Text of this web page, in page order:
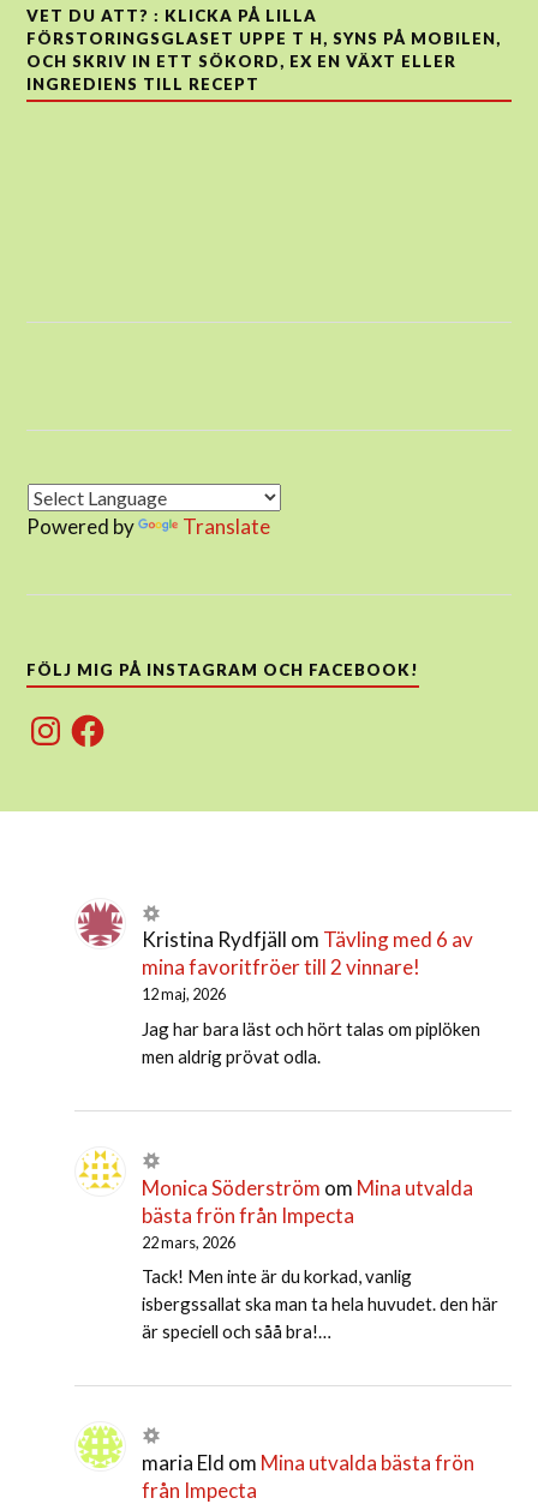
VET DU ATT? : KLICKA PÅ LILLA
FÖRSTORINGSGLASET UPPE T H, SYNS PÅ MOBILEN,
OCH SKRIV IN ETT SÖKORD, EX EN VÄXT ELLER
INGREDIENS TILL RECEPT
Powered by Translate
FÖLJ MIG PÅ INSTAGRAM OCH FACEBOOK!
InstagramFacebook
Kristina Rydfjäll om Tävling med 6 av
mina favoritfröer till 2 vinnare!
12 maj, 2026
Jag har bara läst och hört talas om piplöken
men aldrig prövat odla.
Monica Söderström om Mina utvalda
bästa frön från Impecta
22 mars, 2026
Tack! Men inte är du korkad, vanlig
isbergssallat ska man ta hela huvudet. den här
är speciell och såå bra!…
maria Eld om Mina utvalda bästa frön
från Impecta